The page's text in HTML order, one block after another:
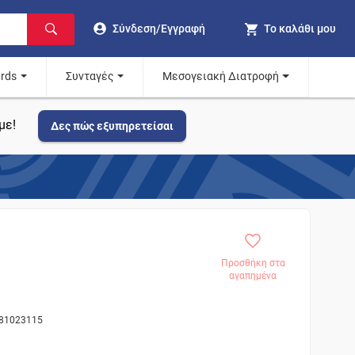
Σύνδεση/Εγγραφή Το καλάθι μου
Συνταγές Μεσογειακή Διατροφή
Δες πώς εξυπηρετείσαι
Προσθήκη στα
αγαπημένα